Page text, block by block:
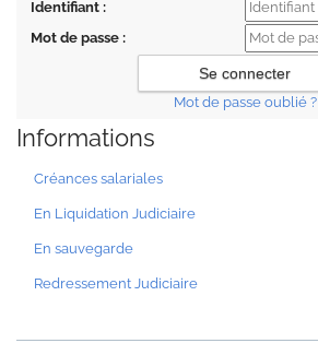
Identifiant :
Mot de passe :
Mot de passe oublié ?
Informations
Créances salariales
En Liquidation Judiciaire
En sauvegarde
Redressement Judiciaire